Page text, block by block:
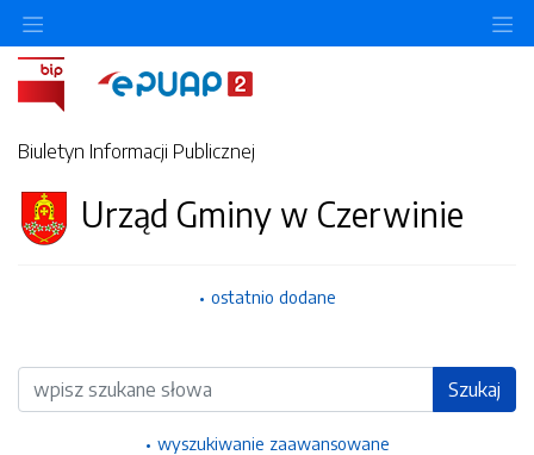
Biuletyn Informacji Publicznej
Urząd Gminy w Czerwinie
ostatnio dodane
Wyszukiwarka Szukaj
wyszukiwanie zaawansowane